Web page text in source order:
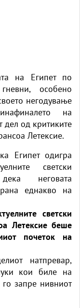
на Египет по
особено
негодување
на
дел од критиките
Летексие.
Египет одигра
светски
неговата
еднакво на
светски
Летексие беше
почеток на
натпревар,
кои биле на
запре нивниот